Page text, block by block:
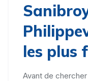
les plus
Avant de chercher